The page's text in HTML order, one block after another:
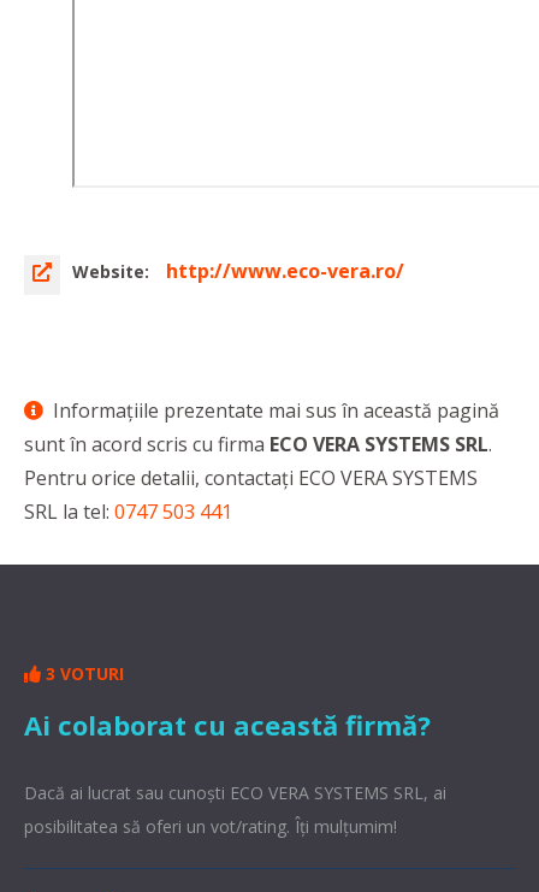
Website: http://www.eco-vera.ro/
Informaţiile prezentate mai sus în această pagină
sunt în acord scris cu firma ECO VERA SYSTEMS SRL.
Pentru orice detalii, contactaţi ECO VERA SYSTEMS
SRL la tel: 0747 503 441
3 VOTURI
Ai colaborat cu această firmă?
Dacă ai lucrat sau cunoşti ECO VERA SYSTEMS SRL, ai
posibilitatea să oferi un vot/rating. Îți mulțumim!